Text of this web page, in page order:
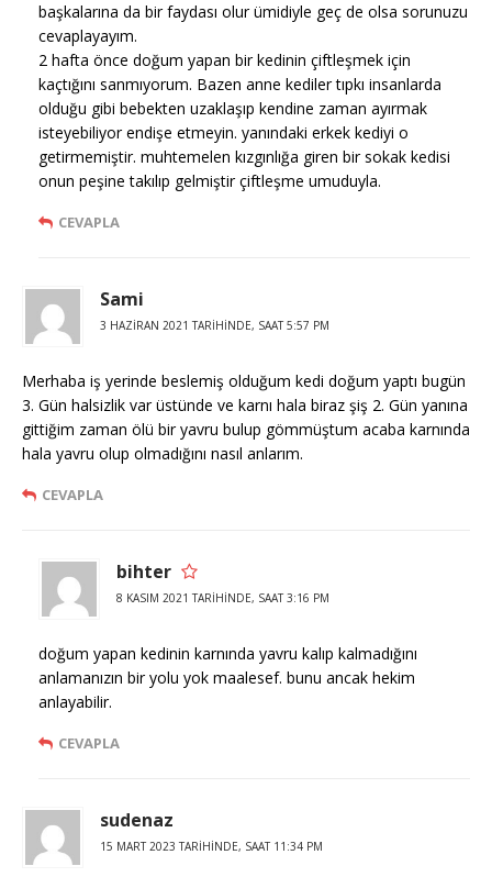
başkalarına da bir faydası olur ümidiyle geç de olsa sorunuzu
cevaplayayım.
2 hafta önce doğum yapan bir kedinin çiftleşmek için
kaçtığını sanmıyorum. Bazen anne kediler tıpkı insanlarda
olduğu gibi bebekten uzaklaşıp kendine zaman ayırmak
isteyebiliyor endişe etmeyin. yanındaki erkek kediyi o
getirmemiştir. muhtemelen kızgınlığa giren bir sokak kedisi
onun peşine takılıp gelmiştir çiftleşme umuduyla.
CEVAPLA
Sami
3 HAZIRAN 2021 TARIHINDE, SAAT 5:57 PM
Merhaba iş yerinde beslemiş olduğum kedi doğum yaptı bugün
3. Gün halsizlik var üstünde ve karnı hala biraz şiş 2. Gün yanına
gittiğim zaman ölü bir yavru bulup gömmüştum acaba karnında
hala yavru olup olmadığını nasıl anlarım.
CEVAPLA
bihter
8 KASIM 2021 TARIHINDE, SAAT 3:16 PM
doğum yapan kedinin karnında yavru kalıp kalmadığını
anlamanızın bir yolu yok maalesef. bunu ancak hekim
anlayabilir.
CEVAPLA
sudenaz
15 MART 2023 TARIHINDE, SAAT 11:34 PM